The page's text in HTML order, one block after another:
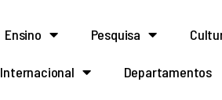
Ensino Pesquisa
Internacional Departamentos